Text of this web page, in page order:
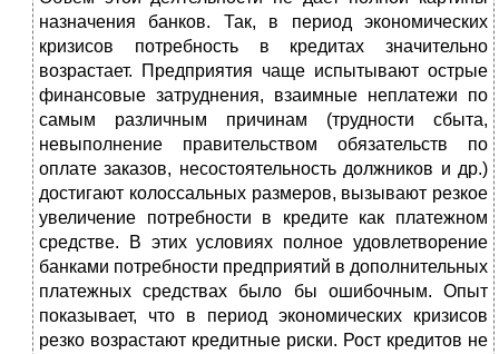
назначения банков. Так, в период экономических
кризисов потребность в кредитах значительно
возрастает. Предприятия чаще испытывают острые
финансовые затруднения, взаимные неплатежи по
самым различным причинам (трудности сбыта,
невыполнение правительством обязательств по
оплате заказов, несостоятельность должников и др.)
достигают колоссальных размеров, вызывают резкое
увеличение потребности в кредите как платежном
средстве. В этих условиях полное удовлетворение
банками потребности предприятий в дополнительных
платежных средствах было бы ошибочным. Опыт
показывает, что в период экономических кризисов
резко возрастают кредитные риски. Рост кредитов не